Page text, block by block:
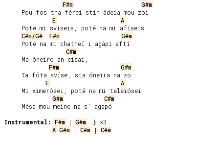
F#m
G#m
E
A
C#m/G#
F#m
G#m
C#m
F#m
G#m
E
A
G#m
C#m
Instrumental:
F#m | G#m
A G#m | C#m | C#m